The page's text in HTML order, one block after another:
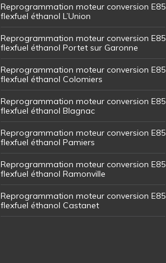
Reprogrammation moteur conversion E85
flexfuel éthanol L’Union
Reprogrammation moteur conversion E85
flexfuel éthanol Portet sur Garonne
Reprogrammation moteur conversion E85
flexfuel éthanol Colomiers
Reprogrammation moteur conversion E85
flexfuel éthanol Blagnac
Reprogrammation moteur conversion E85
flexfuel éthanol Pamiers
Reprogrammation moteur conversion E85
flexfuel éthanol Ramonville
Reprogrammation moteur conversion E85
flexfuel éthanol Castanet